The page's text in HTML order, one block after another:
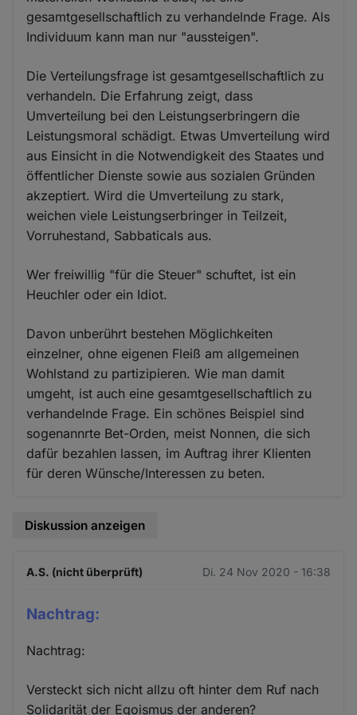
gesamtgesellschaftlich zu verhandelnde Frage. Als
Individuum kann man nur "aussteigen".
Die Verteilungsfrage ist gesamtgesellschaftlich zu
verhandeln. Die Erfahrung zeigt, dass
Umverteilung bei den Leistungserbringern die
Leistungsmoral schädigt. Etwas Umverteilung wird
aus Einsicht in die Notwendigkeit des Staates und
öffentlicher Dienste sowie aus sozialen Gründen
akzeptiert. Wird die Umverteilung zu stark,
weichen viele Leistungserbringer in Teilzeit,
Vorruhestand, Sabbaticals aus.
Wer freiwillig "für die Steuer" schuftet, ist ein
Heuchler oder ein Idiot.
Davon unberührt bestehen Möglichkeiten
einzelner, ohne eigenen Fleiß am allgemeinen
Wohlstand zu partizipieren. Wie man damit
umgeht, ist auch eine gesamtgesellschaftlich zu
verhandelnde Frage. Ein schönes Beispiel sind
sogenannrte Bet-Orden, meist Nonnen, die sich
dafür bezahlen lassen, im Auftrag ihrer Klienten
für deren Wünsche/Interessen zu beten.
Diskussion anzeigen
A.S. (nicht überprüft) Di. 24 Nov 2020 - 16:38
Nachtrag:
Nachtrag:
Versteckt sich nicht allzu oft hinter dem Ruf nach
Solidarität der Egoismus der anderen?